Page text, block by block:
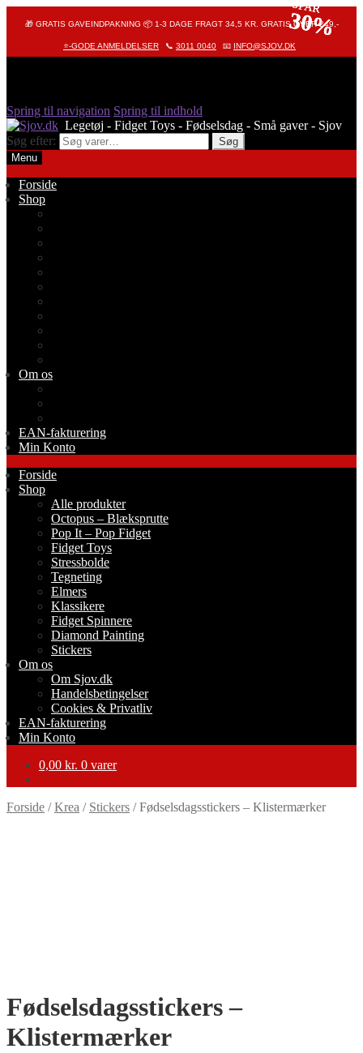
🎁 GRATIS GAVEINDPAKNING 📦 1-3 DAGE FRAGT 34,5 KR. GRATIS OVER 249,-
⭐-GODE ANMELDELSER 📞 3011 0040 📧 INFO@SJOV.DK
Spring til navigation Spring til indhold
Søg efter:
Søg
Menu
Forside
Shop
Om os
EAN-fakturering
Min Konto
Forside
Shop
Alle produkter
Octopus – Blæksprutte
Pop It – Pop Fidget
Fidget Toys
Stressbolde
Tegneting
Elmers
Klassikere
Fidget Spinnere
Diamond Painting
Stickers
Om os
Om Sjov.dk
Handelsbetingelser
Cookies & Privatliv
EAN-fakturering
Min Konto
0,00 kr. 0 varer
Forside /Krea / Stickers /Fødselsdagsstickers – Klistermærker
Fødselsdagsstickers –
Klistermærker
SPAR
30%
SPAR
30%
SPAR
30%